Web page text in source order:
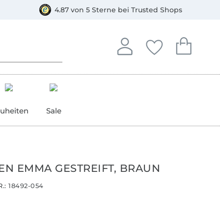
4.87 von 5 Sterne bei Trusted Shops
Anmelden
In deinem Konto
Deine
Du hast keine
Dein
Du hast
Sale
EMMA GESTREIFT, BRAUN
18492-054